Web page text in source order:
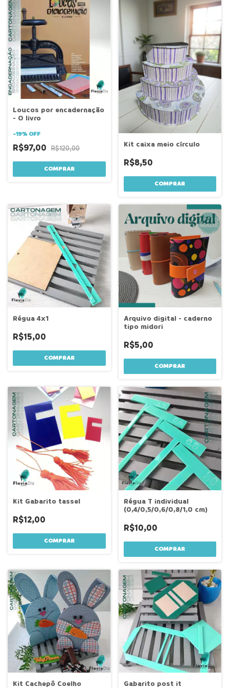
Loucos por encadernação
- O livro
-19%OFF
R$97,00 R$120,00 Kit caixa meio círculo
R$8,50
COMPRAR
Régua 4x1
R$15,00
COMPRAR
Arquivo digital - caderno
tipo midori
R$5,00
Kit Gabarito tassel
R$12,00
COMPRAR
Régua T individual
(0,4/0,5/0,6/0,8/1,0 cm)
R$10,00
COMPRAR
Kit Cachepô Coelho Gabarito post it